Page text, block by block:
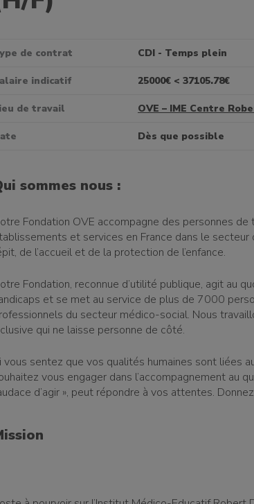
de contrat CDI - Temps plein
indicatif 25000€ < 37105.78€
de travail OVE – IME Centre
Dès que possible
sommes nous :
Fondation OVE accompagne des personnes
et services en France dans le secteur
de l’accueil et de la protection de l’enfance.
Fondation, reconnue d’utilité publique, agit au
et se met au service de plus de 7000
du secteur médico-social. Nous
qui ne laisse personne de côté.
vous sentez que vos qualités humaines sont liées
vous engager dans l’accompagnement au
d’agir », peut répondre à vos attentes.